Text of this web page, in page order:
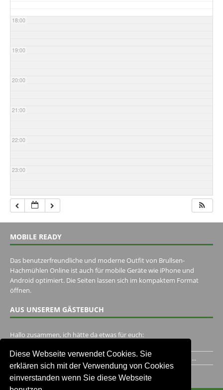
Diese Webseite verwendet Cookies. Sie
erklären sich mit der Verwendung von Cookies
einverstanden wenn Sie diese Webseite
18:00
19:00
20:00
21:00
22:00
23:00
MOBILE READY
Das benutzerfreundliche und moderne Outfit von Brullsen-
Hachmühlen Online ist auch für mobile Geräte wie iPhone und
Android optimiert. Die Seiten lassen sich im kompaktem Format
öffnen.
AUS UNSEREM GÄSTEBUCH
Hallo zusammen, ich hätte da etwas für euch:
Ich habe ein Jahr im Gasthaus Hugo Pape verbracht..Habe ihn...
Unser Gästebuch besuchen